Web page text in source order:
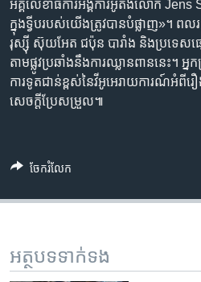
អគ្គលេខាធិការ​អង្គការ​អូតង់​លោក Jens
ក្នុង​ទ្វីប​របស់​យើង​ត្រូវ​បាន​បំផ្លាញ»។ ពល
រុស្ស៊ី ស៊ុយអែត​ ជប៉ុន បារាំង ​និង​ប្រទេស​ផ្ស
តាម​ផ្លូវ​ប្រឆាំង​នឹង​ការ​ឈ្លានពាន​នេះ។ អ្
ការទូត​ជាន់​ខ្ពស់​នៃ​វីអូអេ​រាយការណ៍​អំពី​រ
សេចក្ដី​ប្រែសម្រួល៕
ចែករំលែក
អត្ថបទ​ទាក់ទង